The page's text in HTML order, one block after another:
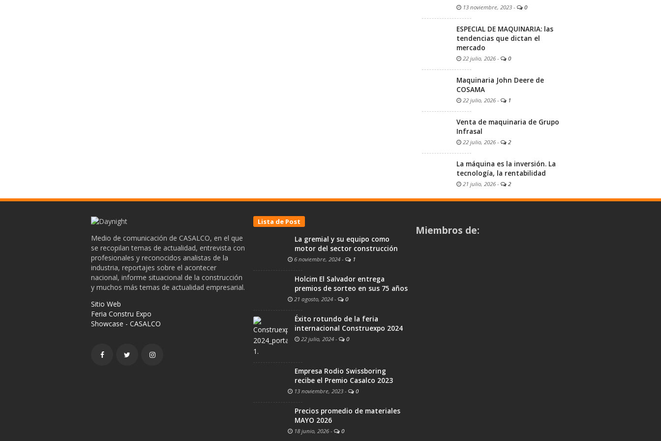
13 noviembre, 2023 - 0
ESPECIAL DE MAQUINARIA: las
tendencias que dictan el
mercado
22 julio, 2026 - 0
Maquinaria John Deere de
COSAMA
22 julio, 2026 - 1
Venta de maquinaria de Grupo
Infrasal
22 julio, 2026 - 2
La máquina es la inversión. La
tecnología, la rentabilidad
21 julio, 2026 - 2
Medio de comunicación de CASALCO, en el que
se recopilan temas de actualidad, entrevista con
profesionales y reconocidos analistas de la
industria, reportajes sobre el acontecer
nacional, informe situacional de la construcción
y muchos más temas de actualidad empresarial.
Sitio Web
Feria Constru Expo
Showcase - CASALCO
Lista de Post
La gremial y su equipo como
motor del sector construcción
6 noviembre, 2024 - 1
Holcim El Salvador entrega
premios de sorteo en sus 75 años
21 agosto, 2024 - 0
Éxito rotundo de la feria
internacional Construexpo 2024
22 julio, 2024 - 0
Empresa Rodio Swissboring
recibe el Premio Casalco 2023
13 noviembre, 2023 - 0
Precios promedio de materiales
MAYO 2026
18 junio, 2026 - 0
Miembros de: